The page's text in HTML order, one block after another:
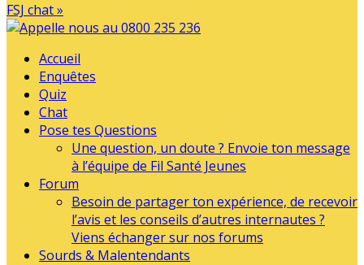
FSJ chat »
Accueil
Enquêtes
Quiz
Chat
Pose tes Questions
Une question, un doute ? Envoie ton message
à l’équipe de Fil Santé Jeunes
Forum
Besoin de partager ton expérience, de recevoir
l’avis et les conseils d’autres internautes ?
Viens échanger sur nos forums
Sourds & Malentendants